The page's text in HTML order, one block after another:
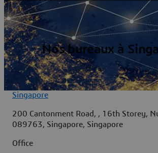
Nos bureaux à
Singapore
200 Cantonment Road, , 16th Storey,
089763, Singapore, Singapore
Office